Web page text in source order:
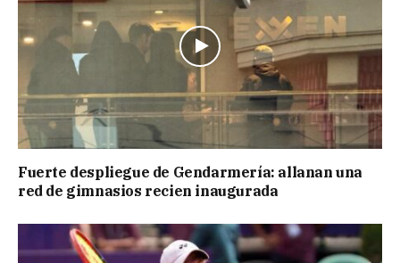
Fuerte despliegue de Gendarmería: allanan una
red de gimnasios recien inaugurada